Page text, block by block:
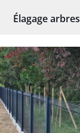
Élagage arbres